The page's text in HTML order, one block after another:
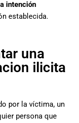
intención
establecida.
una
ilicita
por la víctima, un
persona que